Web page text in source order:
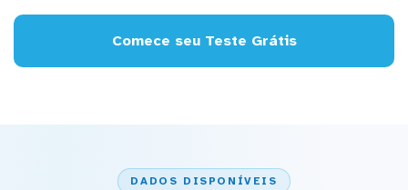
Comece seu Teste Grátis
DADOS DISPONÍVEIS